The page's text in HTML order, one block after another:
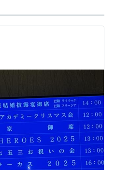
ンアップを組み、春は打率
放つなど8打点と活躍。選
献した。2年秋は主将、4番
て広島東洋カープに5位指名